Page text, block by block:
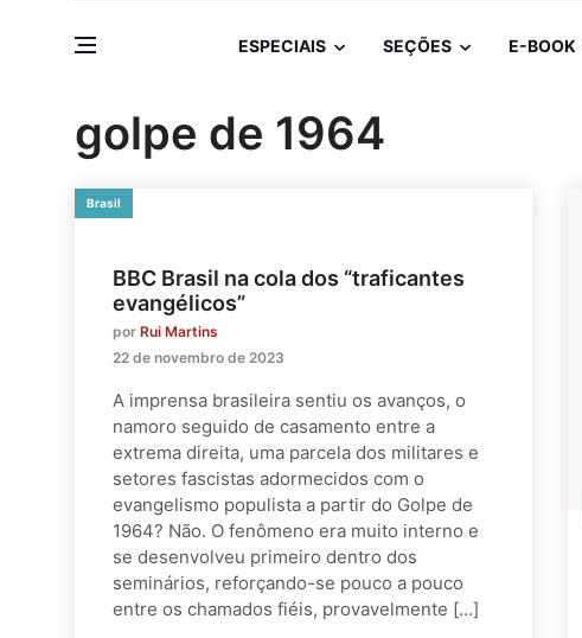
ESPECIAIS SEÇÕES E-BOOK
golpe de 1964
Brasil
BBC Brasil na cola dos “traficantes
evangélicos”
por Rui Martins
22 de novembro de 2023
A imprensa brasileira sentiu os avanços, o
namoro seguido de casamento entre a
extrema direita, uma parcela dos militares e
setores fascistas adormecidos com o
evangelismo populista a partir do Golpe de
1964? Não. O fenômeno era muito interno e
se desenvolveu primeiro dentro dos
seminários, reforçando-se pouco a pouco
entre os chamados fiéis, provavelmente […]